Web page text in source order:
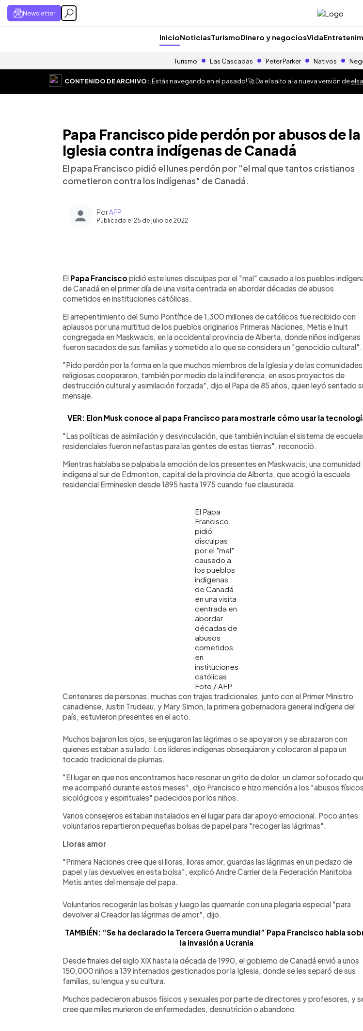
Newsletter
InicioNoticiasTurismoDinero y negociosVida
Turismo Las Cascadas Peter Parker Nativos
CONTENIDO DE ARCHIVO:¡Estás navegando en el pasado! 🚀 Da el salto a la nueva versión de
Papa Francisco pide perdón por abusos de la
Iglesia contra indígenas de Canadá
El papa Francisco pidió el lunes perdón por "el mal que tantos cristianos
cometieron contra los indígenas" de Canadá.
PorAFP
Publicado el 25 de julio de 2022
► Escuchar artículo
El Papa Francisco pidió este lunes disculpas por el "mal" causado a los pueblos
de Canadá en el primer día de una visita centrada en abordar décadas de abusos
cometidos en instituciones católicas.
El arrepentimiento del Sumo Pontífice de 1,300 millones de católicos fue recibido con
aplausos por una multitud de los pueblos originarios Primeras Naciones, Metis e Inuit
congregada en Maskwacis, en la occidental provincia de Alberta, donde niños indígenas
fueron sacados de sus familias y sometido a lo que se considera un "genocidio cultural".
"Pido perdón por la forma en la que muchos miembros de la Iglesia y de las comunidades
religiosas cooperaron, también por medio de la indiferencia, en esos proyectos de
destrucción cultural y asimilación forzada", dijo el Papa de 85 años, quien leyó sentado
mensaje.
VER: Elon Musk conoce al papa Francisco para mostrarle cómo usar la
"Las políticas de asimilación y desvinculación, que también incluían el sistema de
residenciales fueron nefastas para las gentes de estas tierras", reconoció.
Mientras hablaba se palpaba la emoción de los presentes en Maskwacis; una comunidad
indígena al sur de Edmonton, capital de la provincia de Alberta, que acogió la escuela
residencial Ermineskin desde 1895 hasta 1975 cuando fue clausurada.
El Papa
Francisco
pidió
disculpas
por el "mal"
causado a
los pueblos
indígenas
de Canadá
en una visita
centrada en
abordar
décadas de
abusos
cometidos
en
instituciones
católicas.
Foto / AFP
Centenares de personas, muchas con trajes tradicionales, junto con el Primer Ministro
canadiense, Justin Trudeau, y Mary Simon, la primera gobernadora general indígena del
país, estuvieron presentes en el acto.
Muchos bajaron los ojos, se enjugaron las lágrimas o se apoyaron y se abrazaron con
quienes estaban a su lado. Los líderes indígenas obsequiaron y colocaron al papa un
tocado tradicional de plumas.
"El lugar en que nos encontramos hace resonar un grito de dolor, un clamor sofocado
me acompañó durante estos meses", dijo Francisco e hizo mención a los "abusos
sicológicos y espirituales" padecidos por los niños.
Varios consejeros estaban instalados en el lugar para dar apoyo emocional. Poco antes
voluntarios repartieron pequeñas bolsas de papel para "recoger las lágrimas".
Lloras amor
"Primera Naciones cree que si lloras, lloras amor, guardas las lágrimas en un pedazo de
papel y las devuelves en esta bolsa", explicó Andre Carrier de la Federación Manitoba
Metis antes del mensaje del papa.
Voluntarios recogerán las bolsas y luego las quemarán con una plegaria especial "para
devolver al Creador las lágrimas de amor", dijo.
TAMBIÉN: “Se ha declarado la Tercera Guerra mundial” Papa Francisco habla
la invasión a Ucrania
Desde finales del siglo XIX hasta la década de 1990, el gobierno de Canadá envió a unos
150,000 niños a 139 internados gestionados por la Iglesia, donde se les separó de sus
familias, su lengua y su cultura.
Muchos padecieron abusos físicos y sexuales por parte de directores y profesores, y
cree que miles murieron de enfermedades, desnutrición o abandono.